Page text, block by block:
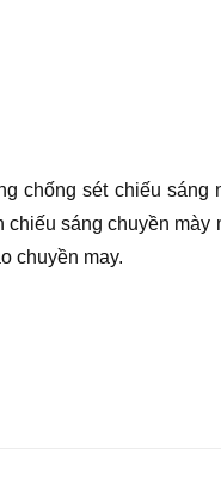
chống sét chiếu
sáng chuyền
chuyền may.